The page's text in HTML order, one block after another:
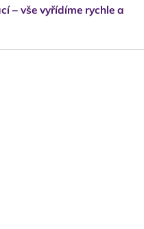
– vše vyřídíme rychle a